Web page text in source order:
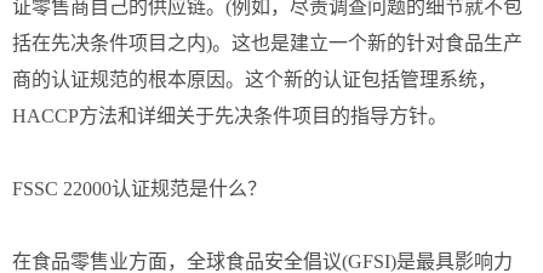
证零售商自己的供应链。(例如，尽责调查问题的细节就不包
括在先决条件项目之内)。这也是建立一个新的针对食品生产
商的认证规范的根本原因。这个新的认证包括管理系统，
HACCP方法和详细关于先决条件项目的指导方针。
FSSC 22000认证规范是什么？
在食品零售业方面，全球食品安全倡议(GFSI)是最具影响力